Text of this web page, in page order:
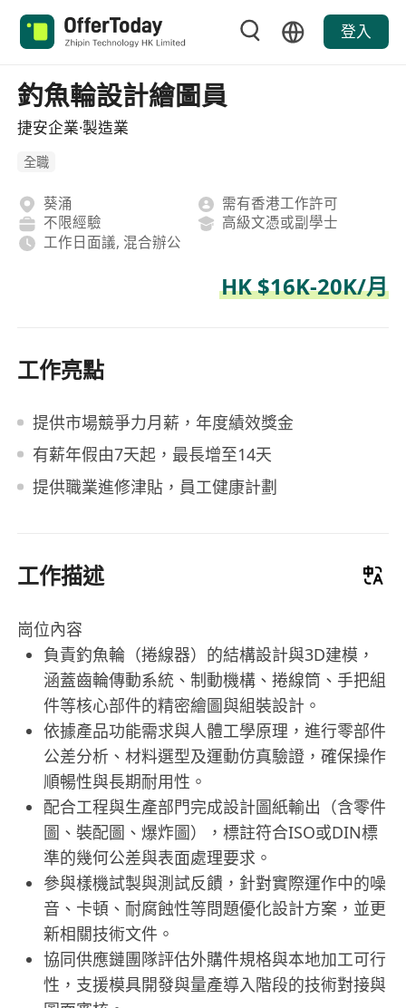
登入
釣魚輪設計繪圖員
捷安企業·製造業
全職
葵涌
需有香港工作許可
不限經驗
高級文憑或副學士
工作日面議, 混合辦公
HK $16K-20K/月
工作亮點
提供市場競爭力月薪，年度績效獎金
有薪年假由7天起，最長增至14天
提供職業進修津貼，員工健康計劃
工作描述
崗位內容
負責釣魚輪（捲線器）的結構設計與3D建模，
涵蓋齒輪傳動系統、制動機構、捲線筒、手把組
件等核心部件的精密繪圖與組裝設計。
依據產品功能需求與人體工學原理，進行零部件
公差分析、材料選型及運動仿真驗證，確保操作
順暢性與長期耐用性。
配合工程與生產部門完成設計圖紙輸出（含零件
圖、裝配圖、爆炸圖），標註符合ISO或DIN標
準的幾何公差與表面處理要求。
參與樣機試製與測試反饋，針對實際運作中的噪
音、卡頓、耐腐蝕性等問題優化設計方案，並更
新相關技術文件。
協同供應鏈團隊評估外購件規格與本地加工可行
性，支援模具開發與量產導入階段的技術對接與